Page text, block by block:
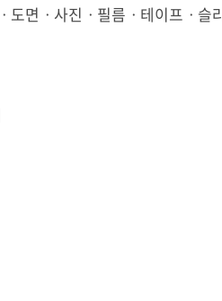
면ㆍ사진ㆍ필름ㆍ테이프ㆍ슬